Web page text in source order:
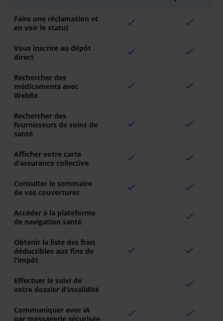
Faire une réclamation et
en voir le statut
check check
Vous inscrire au dépôt
direct
check check
Rechercher des
médicaments avec
WebRx
check check
Rechercher des
fournisseurs de soins de
santé
check check
Afficher votre carte
d’assurance collective
check check
Consulter le sommaire
de vos couvertures
check check
Accéder à la plateforme
de navigation santé
check
Obtenir la liste des frais
déductibles aux fins de
l’impôt
check check
Effectuer le suivi de
votre dossier d’invalidité
check
Communiquer avec iA
par messagerie sécurisée
check check